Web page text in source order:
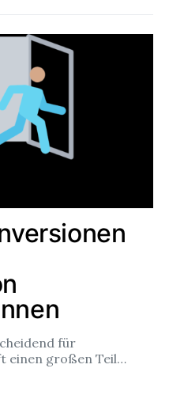
für
einen großen Teil…